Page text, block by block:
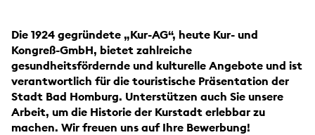
Die 1924 gegründete „Kur-AG“, heute Kur- und
Kongreß-GmbH, bietet zahlreiche
gesundheitsfördernde und kulturelle Angebote und ist
verantwortlich für die touristische Präsentation der
Stadt Bad Homburg. Unterstützen auch Sie unsere
Arbeit, um die Historie der Kurstadt erlebbar zu
machen. Wir freuen uns auf Ihre Bewerbung!